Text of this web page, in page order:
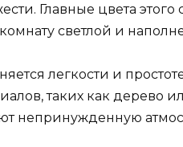
Главные цвета этого
светлой и
легкости и
таких как дерево
непринужденную